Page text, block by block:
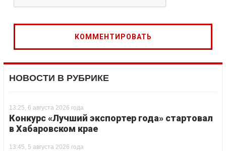
НОВОСТИ В РУБРИКЕ
13:25, 6 августа 2026 года
Конкурс «Лучший экспортер года» стартовал
в Хабаровском крае
13:45, 5 августа 2026 года